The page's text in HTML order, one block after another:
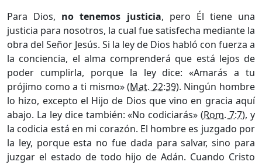
Para Dios, no tenemos justicia, pero Él tiene una
justicia para nosotros, la cual fue satisfecha mediante la
obra del Señor Jesús. Si la ley de Dios habló con fuerza a
la conciencia, el alma comprenderá que está lejos de
poder cumplirla, porque la ley dice: «Amarás a tu
prójimo como a ti mismo» (Mat. 22:39). Ningún hombre
lo hizo, excepto el Hijo de Dios que vino en gracia aquí
abajo. La ley dice también: «No codiciarás» (Rom. 7:7), y
la codicia está en mi corazón. El hombre es juzgado por
la ley, porque esta no fue dada para salvar, sino para
juzgar el estado de todo hijo de Adán. Cuando Cristo